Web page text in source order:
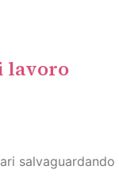
lavoro